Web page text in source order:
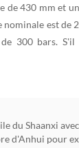
de 430 mm et
nominale est de
300 bars.
du Shaanxi
d'Anhui pour